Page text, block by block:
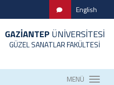
English
GAZİANTEP ÜNİVERSİTESİ
GÜZEL SANATLAR FAKÜLTESİ
MENÜ